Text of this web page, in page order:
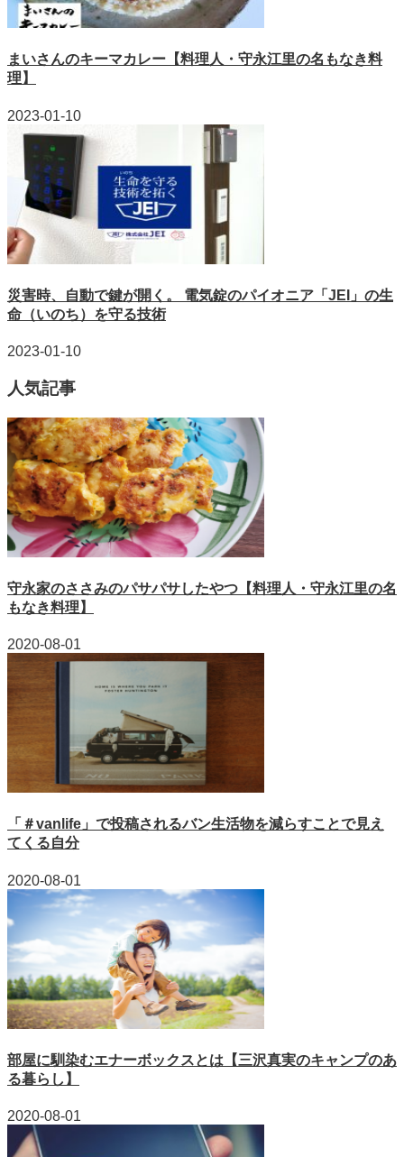
まいさんのキーマカレー【料理人・守永江里の名もなき料
理】
2023-01-10
災害時、自動で鍵が開く。 電気錠のパイオニア「JEI」の生
命（いのち）を守る技術
2023-01-10
人気記事
守永家のささみのパサパサしたやつ【料理人・守永江里の名
もなき料理】
2020-08-01
「＃vanlife」で投稿されるバン生活物を減らすことで見え
てくる自分
2020-08-01
部屋に馴染むエナーボックスとは【三沢真実のキャンプのあ
る暮らし】
2020-08-01